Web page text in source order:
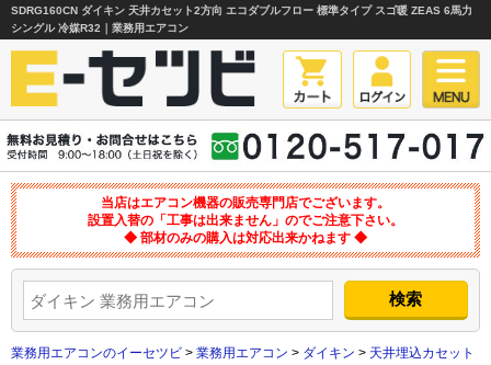
SDRG160CN ダイキン 天井カセット2方向 エコダブルフロー 標準タイプ スゴ暖 ZEAS 6馬力
シングル 冷媒R32｜業務用エアコン
当店はエアコン機器の販売専門店でございます。
設置入替の「工事は出来ません」のでご注意下さい。
◆ 部材のみの購入は対応出来かねます ◆
業務用エアコンのイーセツビ > 業務用エアコン > ダイキン > 天井埋込カセット